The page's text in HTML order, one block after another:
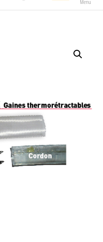
Menu